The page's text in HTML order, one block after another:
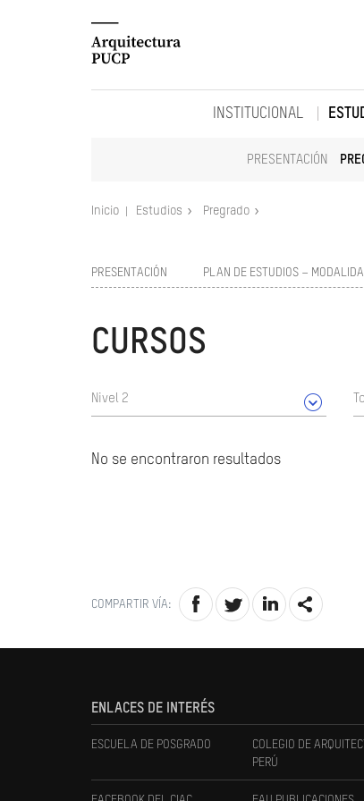
INSTITUCIONAL
PRESENTACIÓN
Inicio Estudios Pregrado
PRESENTACIÓN PLAN DE ESTUDIOS –
CURSOS
Nivel 2
No se encontraron resultados
COMPARTIR VÍA:
ENLACES DE INTERÉS
ESCUELA DE POSGRADO
COLEGIO DE
PERÚ